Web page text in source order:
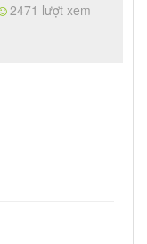
2471 lượt xem